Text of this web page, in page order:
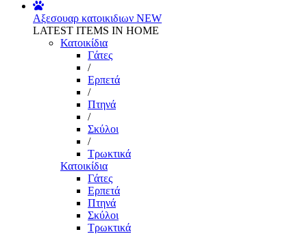
Αξεσουαρ κατοικιδιων NEW
LATEST ITEMS IN HOME
Κατοικίδια
Γάτες
/
Ερπετά
/
Πτηνά
/
Σκύλοι
/
Τρωκτικά
Κατοικίδια
Γάτες
Ερπετά
Πτηνά
Σκύλοι
Τρωκτικά